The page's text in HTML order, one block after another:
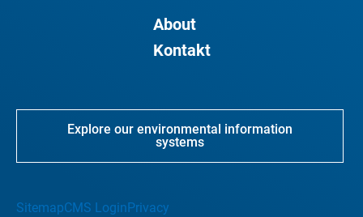
About
Kontakt
Explore our environmental information
systems
SitemapCMS LoginPrivacy